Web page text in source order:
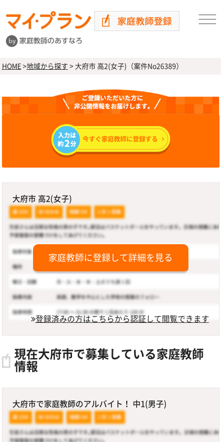
HOME>地域から探す >大府市 高2(女子)（案件No26389）
大府市 高2(女子)
家庭教師に登録して詳細を見る
登録済みの方はこちらから認証して閲覧できます
現在大府市で募集している家庭教師
情報
大府市で家庭教師のアルバイト！ 中1(男子)